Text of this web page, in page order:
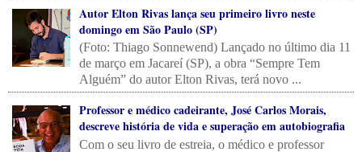
Autor Elton Rivas lança seu primeiro livro neste
domingo em São Paulo (SP)
(Foto: Thiago Sonnewend) Lançado no último dia 11
de março em Jacareí (SP), a obra “Sempre Tem
Alguém” do autor Elton Rivas, terá novo ...
Professor e médico cadeirante, José Carlos Morais,
descreve história de vida e superação em autobiografia
Com o seu livro de estreia, o médico e professor